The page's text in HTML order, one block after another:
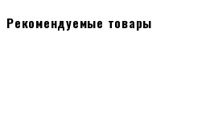
Рекомендуемые товары